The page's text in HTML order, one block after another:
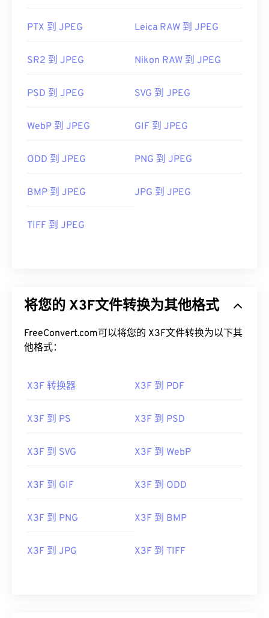
PTX 到 JPEG Leica RAW 到 JPEG
SR2 到 JPEG Nikon RAW 到 JPEG
PSD 到 JPEG SVG 到 JPEG
WebP 到 JPEG GIF 到 JPEG
ODD 到 JPEG PNG 到 JPEG
BMP 到 JPEG JPG 到 JPEG
TIFF 到 JPEG
将您的 X3F文件转换为其他格式
FreeConvert.com可以将您的 X3F文件转换为以下其
他格式：
X3F 转换器 X3F 到 PDF
X3F 到 PS X3F 到 PSD
X3F 到 SVG X3F 到 WebP
X3F 到 GIF X3F 到 ODD
X3F 到 PNG X3F 到 BMP
X3F 到 JPG X3F 到 TIFF